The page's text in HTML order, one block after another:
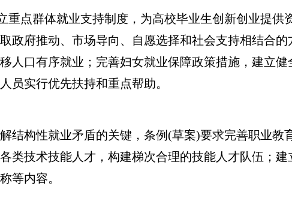
点群体就业支持制度，为高校毕业生创新创业提供
政府推动、市场导向、自愿选择和社会支持相结合
人口有序就业；完善妇女就业保障政策措施，建立
员实行优先扶持和重点帮助。
构性就业矛盾的关键，条例(草案)要求完善职业教
类技术技能人才，构建梯次合理的技能人才队伍；
等内容。